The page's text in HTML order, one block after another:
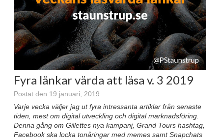
Fyra länkar värda att läsa v. 3 2019
Postat den 19 januari, 2019
Varje vecka väljer jag ut fyra intressanta artiklar från senaste
tiden, mest om digital utveckling och digital marknadsföring.
Denna gång om Gillettes nya kampanj, Grand Tours hashtag,
Facebook ska locka tonåringar med memes samt Snapchats